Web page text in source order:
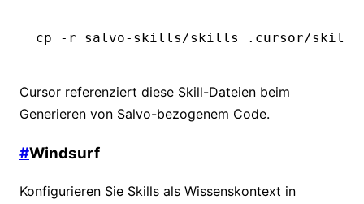
cp -r salvo-skills/skills .cursor/
Cursor referenziert diese Skill-Dateien beim
Generieren von Salvo-bezogenem Code.
#Windsurf
Konfigurieren Sie Skills als Wissenskontext in